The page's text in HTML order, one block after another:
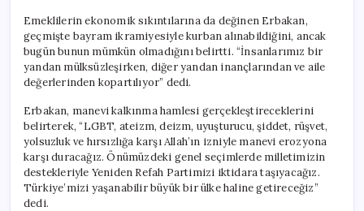
Emeklilerin ekonomik sıkıntılarına da değinen Erbakan,
geçmişte bayram ikramiyesiyle kurban alınabildiğini, ancak
bugün bunun mümkün olmadığını belirtti. “İnsanlarımız bir
yandan mülksüzleşirken, diğer yandan inançlarından ve aile
değerlerinden kopartılıyor” dedi.
Erbakan, manevi kalkınma hamlesi gerçekleştireceklerini
belirterek, “LGBT, ateizm, deizm, uyuşturucu, şiddet, rüşvet,
yolsuzluk ve hırsızlığa karşı Allah’ın izniyle manevi erozyona
karşı duracağız. Önümüzdeki genel seçimlerde milletimizin
destekleriyle Yeniden Refah Partimizi iktidara taşıyacağız.
Türkiye’mizi yaşanabilir büyük bir ülke haline getireceğiz”
dedi.